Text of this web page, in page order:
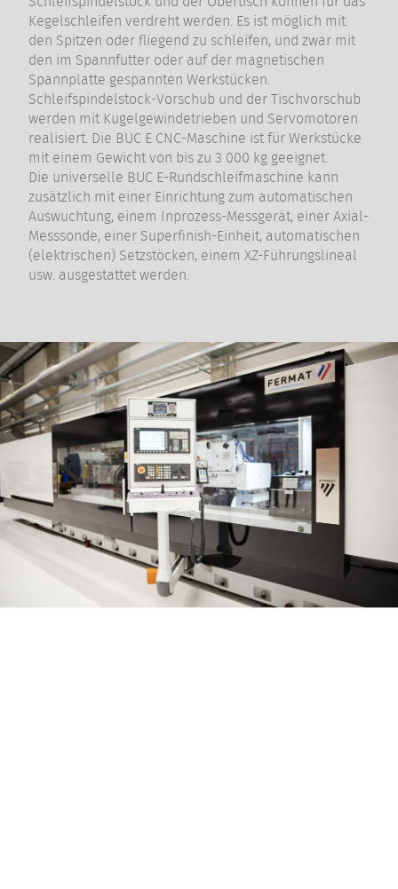
Kegelschleifen verdreht werden. Es ist möglich mit
den Spitzen oder fliegend zu schleifen, und zwar mit
den im Spannfutter oder auf der magnetischen
Spannplatte gespannten Werkstücken.
Schleifspindelstock-Vorschub und der Tischvorschub
werden mit Kugelgewindetrieben und Servomotoren
realisiert. Die BUC E CNC-Maschine ist für Werkstücke
mit einem Gewicht von bis zu 3 000 kg geeignet.
Die universelle BUC E-Rundschleifmaschine kann
zusätzlich mit einer Einrichtung zum automatischen
Auswuchtung, einem Inprozess-Messgerät, einer Axial-
Messsonde, einer Superfinish-Einheit, automatischen
(elektrischen) Setzstöcken, einem XZ-Führungslineal
usw. ausgestattet werden.